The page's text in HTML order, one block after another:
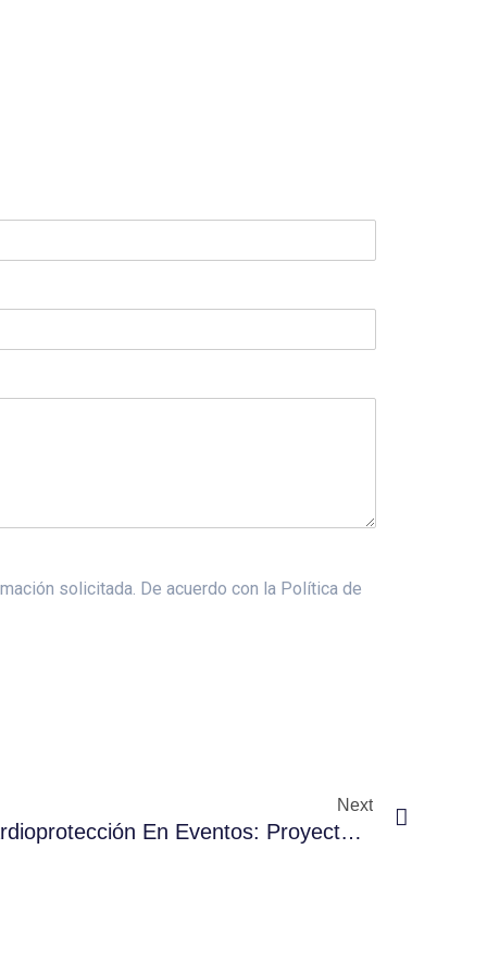
solicitada. De acuerdo con la Política de
Next
La Importancia De La Cardioprotección En Eventos: Proyecto Más Vida En «La Carrera De Las Sonrisas» De ASPACE